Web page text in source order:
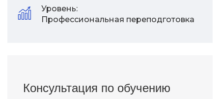
Уровень:
Профессиональная переподготовка
Консультация по обучению